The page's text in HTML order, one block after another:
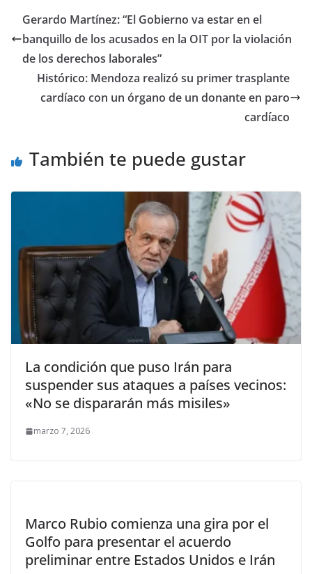
Gerardo Martínez: “El Gobierno va estar en el
banquillo de los acusados en la OIT por la violación
de los derechos laborales”
Histórico: Mendoza realizó su primer trasplante
cardíaco con un órgano de un donante en paro
cardíaco
También te puede gustar
La condición que puso Irán para
suspender sus ataques a países vecinos:
«No se dispararán más misiles»
marzo 7, 2026
Marco Rubio comienza una gira por el
Golfo para presentar el acuerdo
preliminar entre Estados Unidos e Irán